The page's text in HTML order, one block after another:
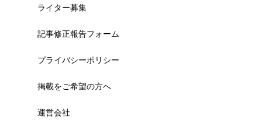
ライター募集
記事修正報告フォーム
プライバシーポリシー
掲載をご希望の方へ
運営会社